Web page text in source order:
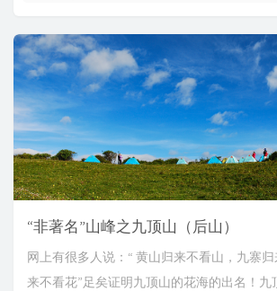
“非著名”山峰之九顶山（后山）
网上有很多人说：“ 黄山归来不看山，九寨
来不看花”足矣证明九顶山的花海的出名！